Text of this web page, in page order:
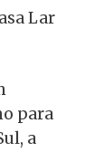
Lar
para
a